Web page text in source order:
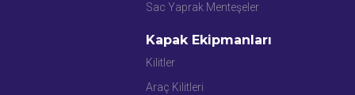
Sac Yaprak Menteşeler
Kapak Ekipmanları
Kilitler
Araç Kilitleri